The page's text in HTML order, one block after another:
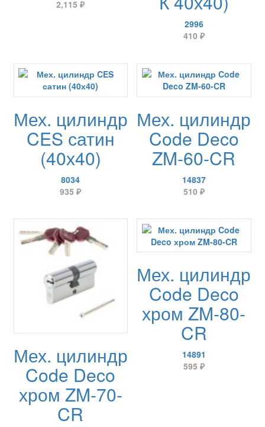
2,115₽
2996
410 ₽
Мех. цилиндр
CES сатин
(40х40)
8034
935₽
Мех. цилиндр
Code Deco
ZM-60-CR
14837
510 ₽
Мех. цилиндр
Code Deco
хром ZM-70-
CR
Мех. цилиндр
Code Deco
хром ZM-80-
CR
14891
595 ₽